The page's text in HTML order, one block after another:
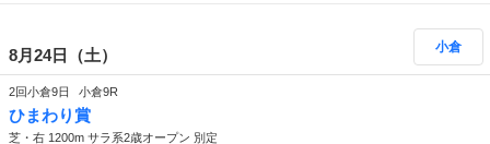
8月24日（土） 小倉
2回小倉9日 小倉9R
ひまわり賞
芝・右 1200m サラ系2歳オープン 別定